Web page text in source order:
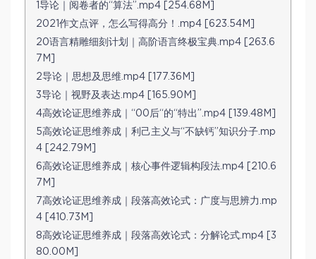
1导论｜阅卷者的“算法”.mp4 [254.68M]
2021作文点评，怎么写得高分！.mp4 [623.54M]
20语言精雕细刻计划｜高阶语言终极宝典.mp4 [263.6
7M]
2导论｜思想及思维.mp4 [177.36M]
3导论｜视野及表达.mp4 [165.90M]
4高效论证思维养成｜“00后“的“特出”.mp4 [139.48M]
5高效论证思维养成｜利己主义与“不缺钙”知识分子.mp
4 [242.79M]
6高效论证思维养成｜核心事件逻辑构段法.mp4 [210.6
7M]
7高效论证思维养成｜段落高效论式：广度与思辨力.mp
4 [410.73M]
8高效论证思维养成｜段落高效论式：分解论式.mp4 [3
80.00M]